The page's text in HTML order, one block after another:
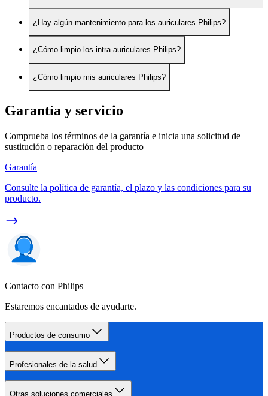
¿Hay algún mantenimiento para los auriculares Philips?
¿Cómo limpio los intra-auriculares Philips?
¿Cómo limpio mis auriculares Philips?
Garantía y servicio
Comprueba los términos de la garantía e inicia una solicitud de
sustitución o reparación del producto
Garantía
Consulte la política de garantía, el plazo y las condiciones para su
producto.
Contacto con Philips
Estaremos encantados de ayudarte.
Productos de consumo
Profesionales de la salud
Otras soluciones comerciales